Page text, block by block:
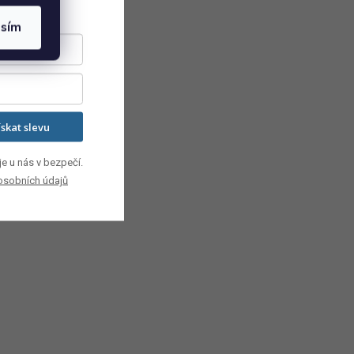
slevu
u nás v bezpečí.
údajů